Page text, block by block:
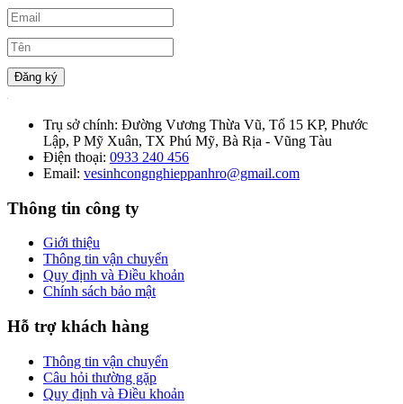
Đăng ký
Trụ sở chính: Đường Vương Thừa Vũ, Tổ 15 KP, Phước
Lập, P Mỹ Xuân, TX Phú Mỹ, Bà Rịa - Vũng Tàu
Điện thoại: 0933 240 456
Email: vesinhcongnghieppanhro@gmail.com
Thông tin công ty
Giới thiệu
Thông tin vận chuyển
Quy định và Điều khoản
Chính sách bảo mật
Hỗ trợ khách hàng
Thông tin vận chuyển
Câu hỏi thường gặp
Quy định và Điều khoản